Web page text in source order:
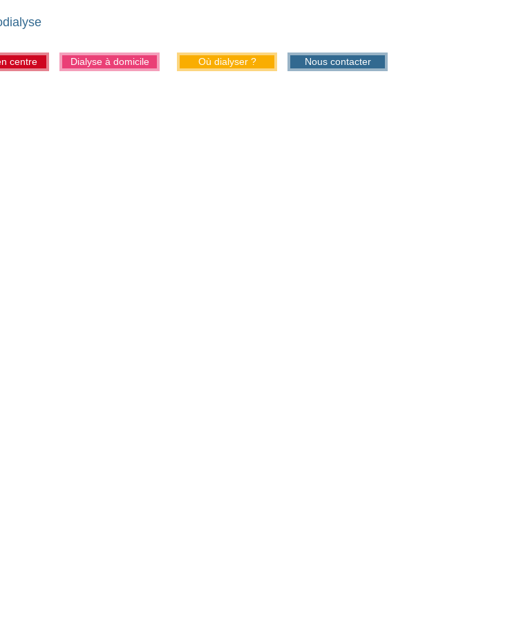
centre Dialyse à domicile Où dialyser ? Nous contacter